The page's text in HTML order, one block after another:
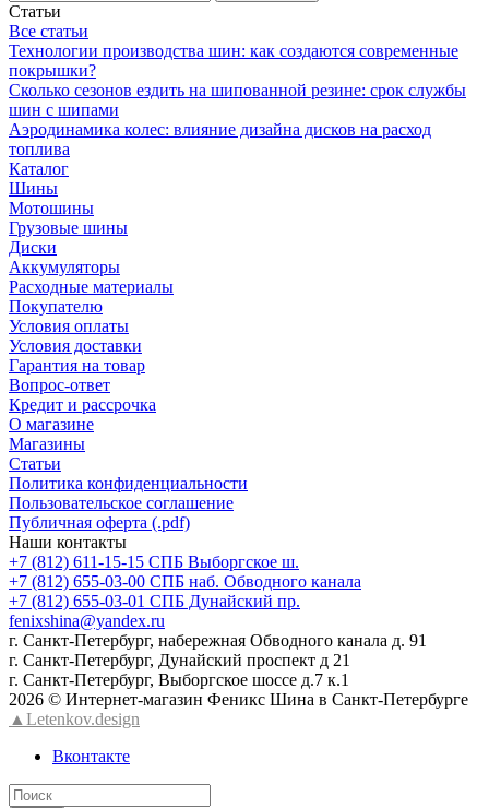
Статьи
Все статьи
Технологии производства шин: как создаются современные
покрышки?
Сколько сезонов ездить на шипованной резине: срок службы
шин с шипами
Аэродинамика колес: влияние дизайна дисков на расход
топлива
Каталог
Шины
Мотошины
Грузовые шины
Диски
Аккумуляторы
Расходные материалы
Покупателю
Условия оплаты
Условия доставки
Гарантия на товар
Вопрос-ответ
Кредит и рассрочка
О магазине
Магазины
Статьи
Политика конфиденциальности
Пользовательское соглашение
Публичная оферта (.pdf)
Наши контакты
+7 (812) 611-15-15 СПБ Выборгское ш.
+7 (812) 655-03-00 СПБ наб. Обводного канала
+7 (812) 655-03-01 СПБ Дунайский пр.
fenixshina@yandex.ru
г. Санкт-Петербург, набережная Обводного канала д. 91
г. Санкт-Петербург, Дунайский проспект д 21
г. Санкт-Петербург, Выборгское шоссе д.7 к.1
2026 © Интернет-магазин Феникс Шина в Санкт-Петербурге
▲Letenkov.design
Вконтакте